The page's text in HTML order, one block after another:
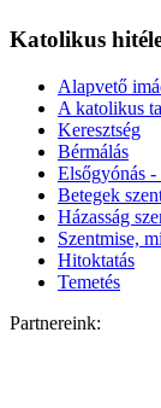
Katolikus
Alapvető
A katolikus
Keresztség
Bérmálás
Elsőgyónás -
Betegek
Házasság
Szentmise,
Hitoktatás
Temetés
Partnereink: